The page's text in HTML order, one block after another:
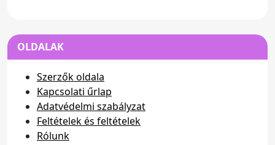
OLDALAK
Szerzők oldala
Kapcsolati űrlap
Adatvédelmi szabályzat
Feltételek és feltételek
Rólunk